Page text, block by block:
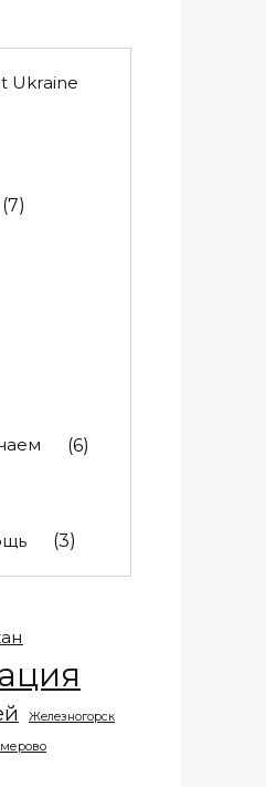
Ukraine
(7)
(6)
(3)
Железногорск